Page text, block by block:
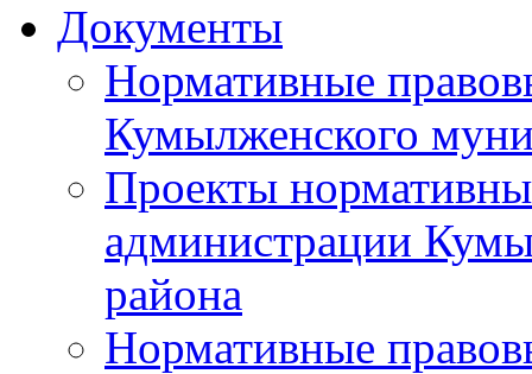
Документы
Нормативные
Кумылженского
Проекты
администрации
района
Нормативные